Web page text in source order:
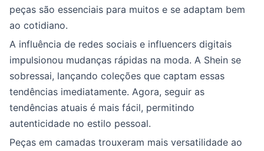
peças são essenciais para muitos e se adaptam bem
ao cotidiano.
A influência de redes sociais e influencers digitais
impulsionou mudanças rápidas na moda. A Shein se
sobressai, lançando coleções que captam essas
tendências imediatamente. Agora, seguir as
tendências atuais é mais fácil, permitindo
autenticidade no estilo pessoal.
Peças em camadas trouxeram mais versatilidade ao